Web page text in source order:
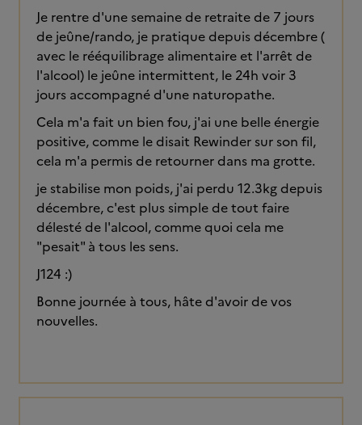
Je rentre d'une semaine de retraite de 7 jours
de jeûne/rando, je pratique depuis décembre (
avec le rééquilibrage alimentaire et l'arrêt de
l'alcool) le jeûne intermittent, le 24h voir 3
jours accompagné d'une naturopathe.
Cela m'a fait un bien fou, j'ai une belle énergie
positive, comme le disait Rewinder sur son fil,
cela m'a permis de retourner dans ma grotte.
je stabilise mon poids, j'ai perdu 12.3kg depuis
décembre, c'est plus simple de tout faire
délesté de l'alcool, comme quoi cela me
"pesait" à tous les sens.
J124 :)
Bonne journée à tous, hâte d'avoir de vos
nouvelles.